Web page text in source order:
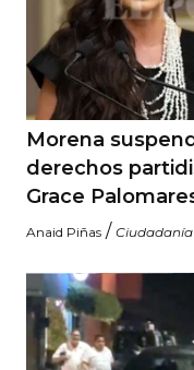
Morena
derechos
Grace
Anaid Piñas /